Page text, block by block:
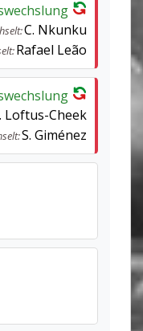
C. Nkunku
Rafael Leão
Loftus-Cheek
S. Giménez